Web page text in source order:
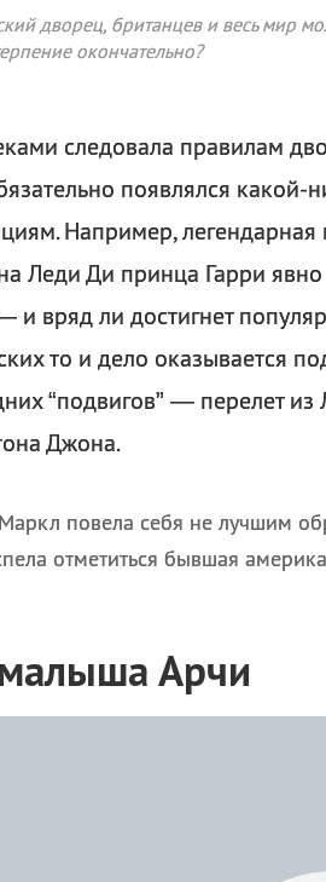
дворец, британцев и весь мир
окончательно?
следовала правилам
появлялся какой-
Например, легендарная
Леди Ди принца Гарри явно
вряд ли достигнет
то и дело оказывается
“подвигов” — перелет
Джона.
повела себя не лучшим
отметиться бывшая
Арчи